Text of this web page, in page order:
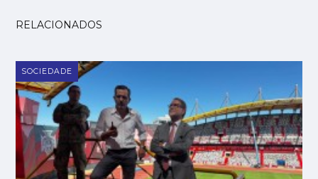
RELACIONADOS
SOCIEDADE